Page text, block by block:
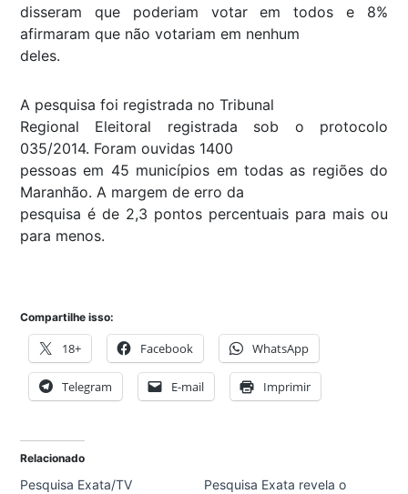
disseram que poderiam votar em todos e 8%
afirmaram que não votariam em nenhum
deles.
A pesquisa foi registrada no Tribunal
Regional Eleitoral registrada sob o protocolo
035/2014. Foram ouvidas 1400
pessoas em 45 municípios em todas as regiões do
Maranhão. A margem de erro da
pesquisa é de 2,3 pontos percentuais para mais ou
para menos.
Compartilhe isso:
18+ Facebook WhatsApp
Telegram E-mail Imprimir
Relacionado
Pesquisa Exata/TV
Pesquisa Exata revela o